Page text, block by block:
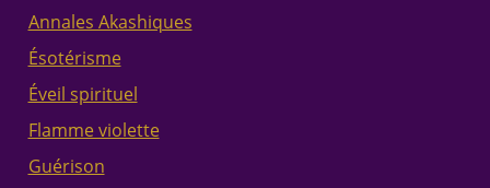
Annales Akashiques
Ésotérisme
Éveil spirituel
Flamme violette
Guérison